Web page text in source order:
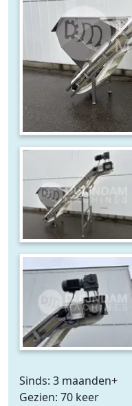
Sinds: 3 maanden+
Gezien: 70 keer